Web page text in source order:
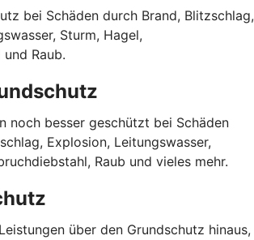
bei Schäden durch Brand, Blitzschlag,
Sturm, Hagel,
Raub.
noch besser geschützt bei Schäden
Explosion, Leitungswasser,
Raub und vieles mehr.
über den Grundschutz hinaus,